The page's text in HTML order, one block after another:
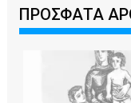
ΠΡΟΣΦΑΤΑ